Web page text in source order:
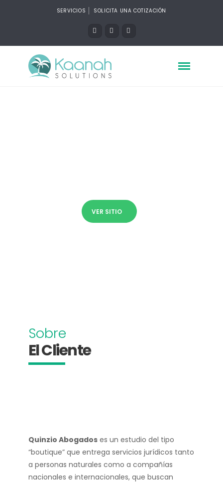
SERVICIOS SOLICITA UNA COTIZACIÓN
VER SITIO
Sobre
El Cliente
Quinzio Abogadoses un estudio del tipo
“boutique” que entrega servicios jurídicos tanto
a personas naturales como a compañías
nacionales e internacionales, que buscan